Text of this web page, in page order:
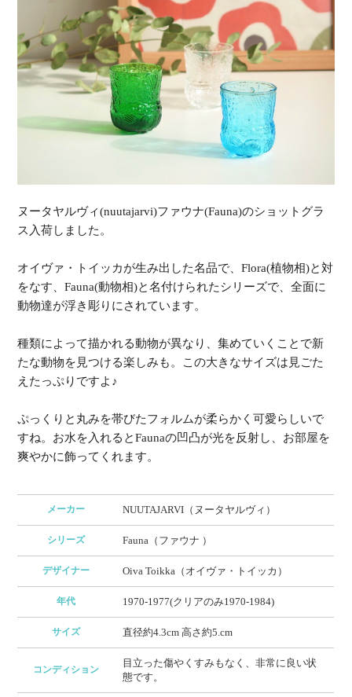
ヌータヤルヴィ(nuutajarvi)ファウナ(Fauna)のショットグラ
ス入荷しました。
オイヴァ・トイッカが生み出した名品で、Flora(植物相)と対
をなす、Fauna(動物相)と名付けられたシリーズで、全面に
動物達が浮き彫りにされています。
種類によって描かれる動物が異なり、集めていくことで新
たな動物を見つける楽しみも。この大きなサイズは見ごた
えたっぷりですよ♪
ぷっくりと丸みを帯びたフォルムが柔らかく可愛らしいで
すね。お水を入れるとFaunaの凹凸が光を反射し、お部屋を
爽やかに飾ってくれます。
メーカー NUUTAJARVI（ヌータヤルヴィ）
シリーズ Fauna（ファウナ ）
デザイナー Oiva Toikka（オイヴァ・トイッカ）
年代 1970-1977(クリアのみ1970-1984)
サイズ 直径約4.3cm 高さ約5.cm
コンディション
目立った傷やくすみもなく、非常に良い状
態です。